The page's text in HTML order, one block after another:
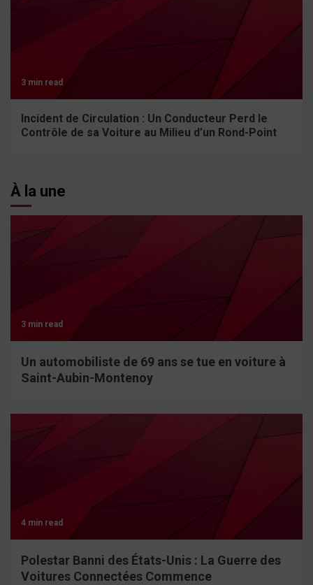
3 min read
Incident de Circulation : Un Conducteur Perd le
Contrôle de sa Voiture au Milieu d’un Rond-Point
À la une
3 min read
Un automobiliste de 69 ans se tue en voiture à
Saint-Aubin-Montenoy
4 min read
Polestar Banni des États-Unis : La Guerre des
Voitures Connectées Commence